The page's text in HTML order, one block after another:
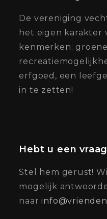
De vereniging
het eigen karakter
kenmerken:
erfgoed, een
in te zetten!
Hebt u een
Stel hem gerust!
mogelijk
naar